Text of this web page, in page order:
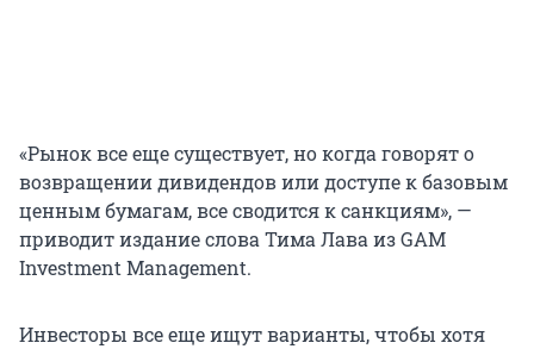
«Рынок все еще существует, но когда говорят о
возвращении дивидендов или доступе к базовым
ценным бумагам, все сводится к санкциям», —
приводит издание слова Тима Лава из GAM
Investment Management.
Инвесторы все еще ищут варианты, чтобы хотя